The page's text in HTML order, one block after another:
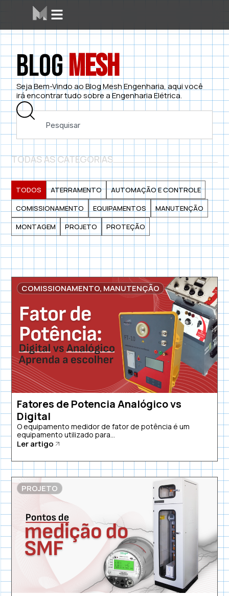
BlogMesh
Seja Bem-Vindo ao Blog Mesh Engenharia, aqui você
irá encontrar tudo sobre a Engenharia Elétrica.
TODAS AS CATEGORIAS
ATERRAMENTO
AUTOMAÇÃO E CONTROLE
COMISSIONAMENTO
EQUIPAMENTOS
MANUTENÇÃO
MONTAGEM
PROJETO PROTEÇÃO
TODOS
COMISSIONAMENTO, MANUTENÇÃO
Fatores de Potencia Analógico vs
Digital
O equipamento medidor de fator de potência é um
equipamento utilizado para...
Ler artigo
PROJETO